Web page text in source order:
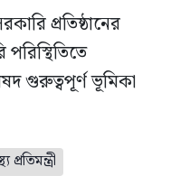
প্রতিষ্ঠানের
গুরুত্বপূর্ণ ভূমিকা
প্রতিমন্ত্রী